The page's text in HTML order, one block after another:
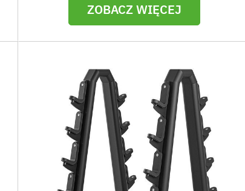
ZOBACZ WIĘCEJ